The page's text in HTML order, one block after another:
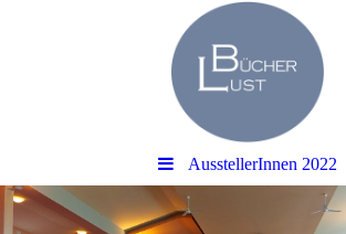
AusstellerInnen 2022